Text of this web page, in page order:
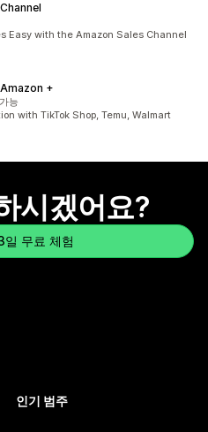
Easy with the Amazon Sales Channel
+
능
with TikTok Shop, Temu, Walmart
시겠어요?
무료 체험
인기 범주